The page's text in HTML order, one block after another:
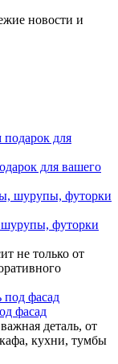
новости и
для вашего
футорки
не только от
фасад
деталь, от
кухни, тумбы